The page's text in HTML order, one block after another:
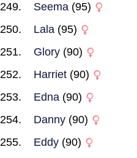
Seema (95)
Lala (95)
Glory (90)
Harriet (90)
Edna (90)
Danny (90)
Eddy (90)